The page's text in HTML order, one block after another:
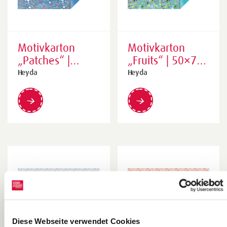
Diese Webseite verwendet Cookies
Motivkarton
„Patches“ |
50×70 cm, 300
g/m², blau/bunt
Heyda
Motivkarton
„Fruits“ | 50×70
cm, 300 g/m²,
türkis/bunt
Heyda